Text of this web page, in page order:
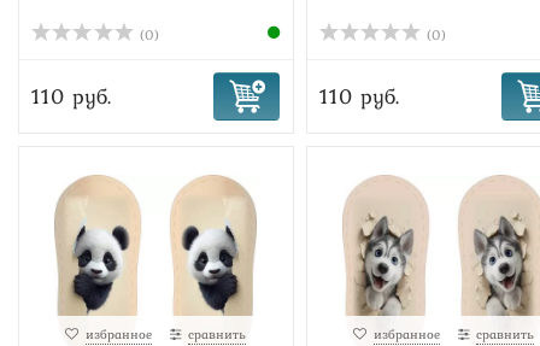
(0)
110 руб.
(0)
110 руб.
избранное сравнить избранное сравнить